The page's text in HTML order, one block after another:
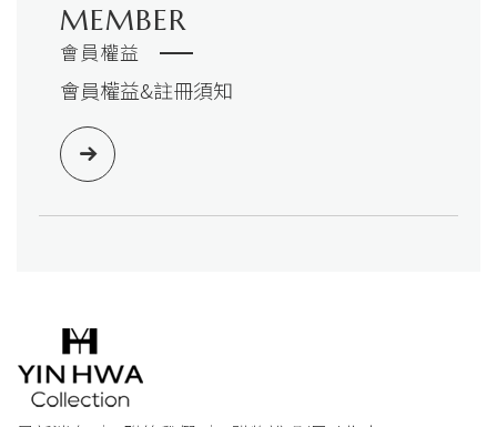
MEMBER
會員權益
會員權益&註冊須知